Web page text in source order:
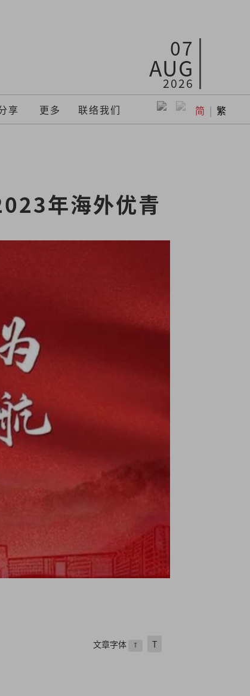
07
AUG
2026
享 更多 联络我们 简 | 繁
年海外优青
文章字体 T T